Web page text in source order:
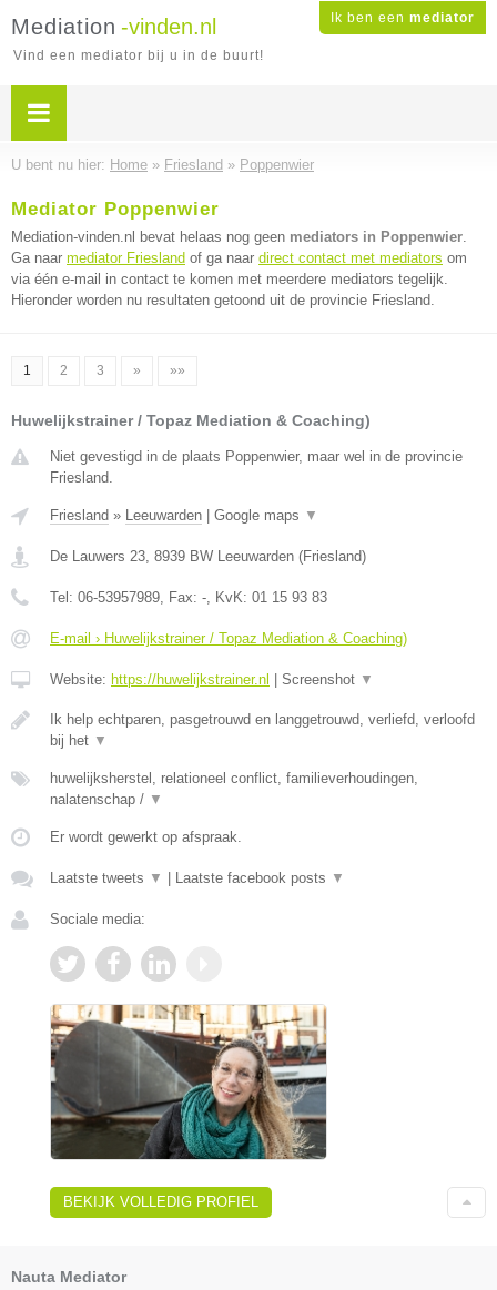
Ik ben een mediator
Mediation -vinden.nl
Vind een mediator bij u in de buurt!
U bent nu hier: Home » Friesland » Poppenwier
Mediator Poppenwier
Mediation-vinden.nl bevat helaas nog geen mediators in Poppenwier.
Ga naar mediator Friesland of ga naar direct contact met mediators om
via één e-mail in contact te komen met meerdere mediators tegelijk.
Hieronder worden nu resultaten getoond uit de provincie Friesland.
1 2 3 » »»
Huwelijkstrainer / Topaz Mediation & Coaching)
Niet gevestigd in de plaats Poppenwier, maar wel in de provincie
Friesland.
Friesland » Leeuwarden Google maps ▼
De Lauwers 23, 8939 BW Leeuwarden (Friesland)
Tel: 06-53957989, Fax: -, KvK: 01 15 93 83
E-mail › Huwelijkstrainer / Topaz Mediation & Coaching)
Website: https://huwelijkstrainer.nl Screenshot ▼
Ik help echtparen, pasgetrouwd en langgetrouwd, verliefd, verloofd
bij het ▼
huwelijksherstel, relationeel conflict, familieverhoudingen,
nalatenschap / ▼
Er wordt gewerkt op afspraak.
Laatste tweets ▼ Laatste facebook posts ▼
Sociale media:
BEKIJK VOLLEDIG PROFIEL
Nauta Mediator